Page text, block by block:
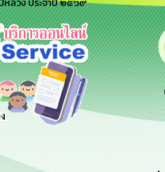
วาม
น
ชน
ร้องเรียน
ร้องทุกข์
ร้องเ
การทุ